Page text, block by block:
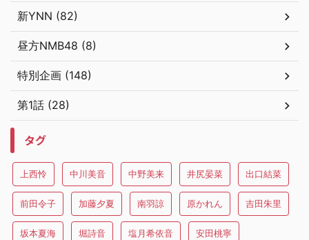
新YNN (82)
昼方NMB48 (8)
特別企画 (148)
第1話 (28)
タグ
上西怜 中川美音 中野美来 井尻晏菜 出口結菜
前田令子 加藤夕夏 南羽諒 原かれん 吉田朱里
坂本夏海 堀詩音 塩月希依音 安田桃寧